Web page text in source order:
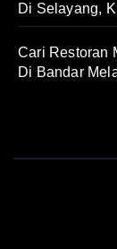
Di Selayang,
Cari Restoran
Di Bandar